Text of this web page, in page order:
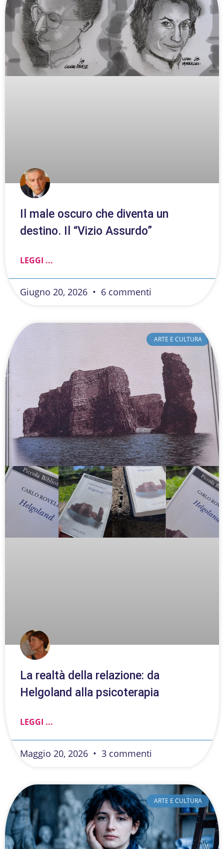
Il male oscuro che diventa un
destino. Il “Vizio Assurdo”
LEGGI ...
Giugno 20, 2026 6 commenti
ARTE E CULTURA
La realtà della relazione: da
Helgoland alla psicoterapia
LEGGI ...
Maggio 20, 2026 3 commenti
ARTE E CULTURA